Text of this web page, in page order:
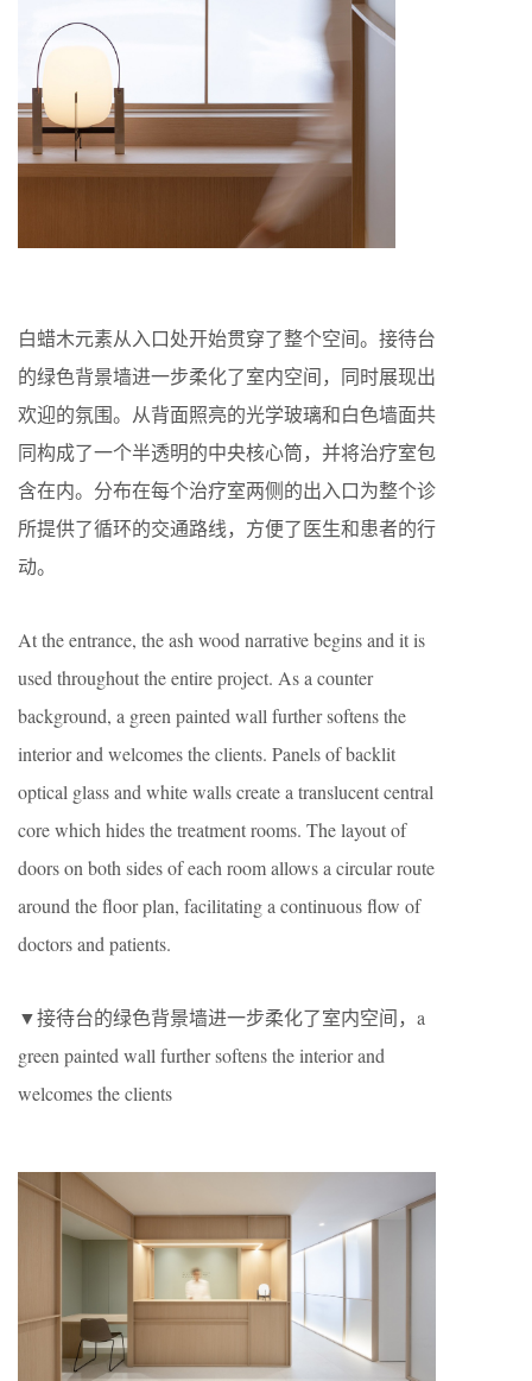
白蜡木元素从入口处开始贯穿了整个空间。接待台
的绿色背景墙进一步柔化了室内空间，同时展现出
欢迎的氛围。从背面照亮的光学玻璃和白色墙面共
同构成了一个半透明的中央核心筒，并将治疗室包
含在内。分布在每个治疗室两侧的出入口为整个诊
所提供了循环的交通路线，方便了医生和患者的行
动。
At the entrance, the ash wood narrative begins and it is
used throughout the entire project. As a counter
background, a green painted wall further softens the
interior and welcomes the clients. Panels of backlit
optical glass and white walls create a translucent central
core which hides the treatment rooms. The layout of
doors on both sides of each room allows a circular route
around the floor plan, facilitating a continuous flow of
doctors and patients.
▼接待台的绿色背景墙进一步柔化了室内空间，a
green painted wall further softens the interior and
welcomes the clients